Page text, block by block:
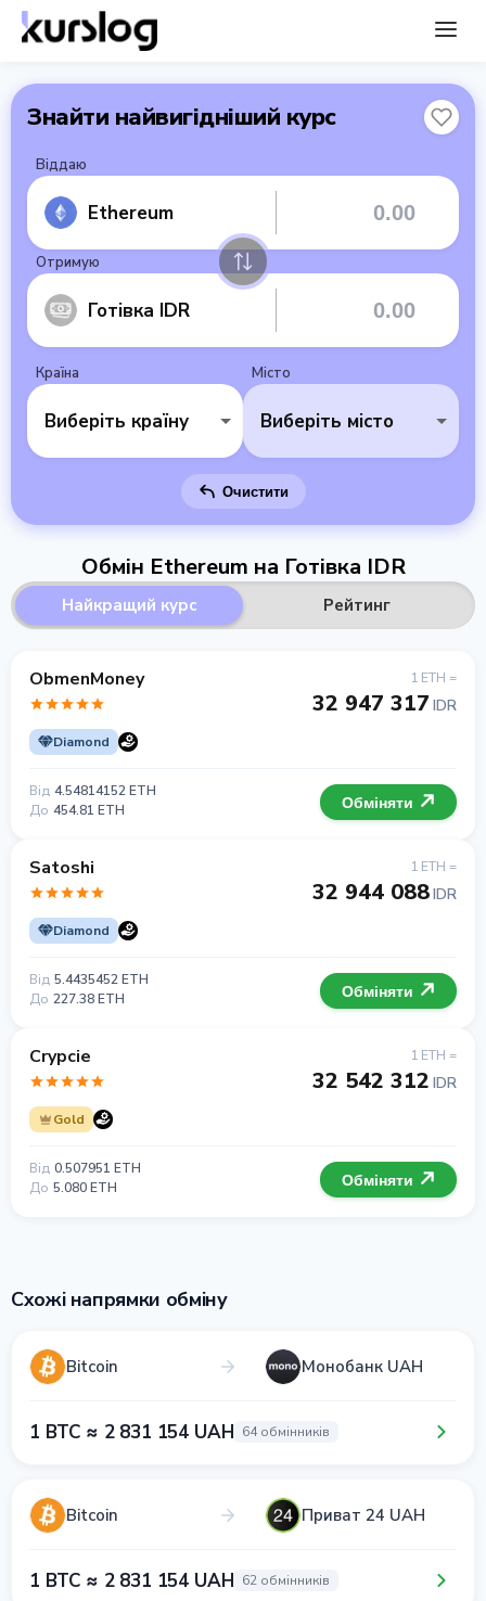
Знайти найвигідніший курс
Віддаю
Ethereum
Отримую
Готівка IDR
Країна
Виберіть країну
Місто
Виберіть місто
Очистити
Обмін Ethereum на Готівка IDR
Найкращий курс Рейтинг
ObmenMoney
Diamond
1 ETH =
32 947 317 IDR
Від 4.54814152 ETH
До 454.81 ETH Обміняти
Satoshi
Diamond
1 ETH =
32 944 088IDR
Від 5.4435452 ETH
До 227.38 ETH Обміняти
Crypcie
Gold
1 ETH =
32 542 312 IDR
Від 0.507951 ETH
До 5.080 ETH Обміняти
Схожі напрямки обміну
Bitcoin Монобанк UAH
1 BTC ≈ 2 831 154 UAH 64 обмінників
Bitcoin Приват 24 UAH
1 BTC ≈ 2 831 154 UAH 62 обмінників